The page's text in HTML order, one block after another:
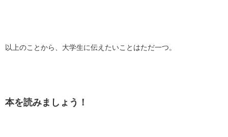
以上のことから、大学生に伝えたいことはただ一つ。
本を読みましょう！